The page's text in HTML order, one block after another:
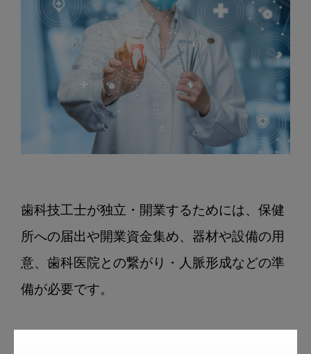
歯科技工士が独立・開業するためには、保健
所への届出や開業資金集め、器材や設備の用
意、歯科医院との繋がり・人脈形成などの準
備が必要です。